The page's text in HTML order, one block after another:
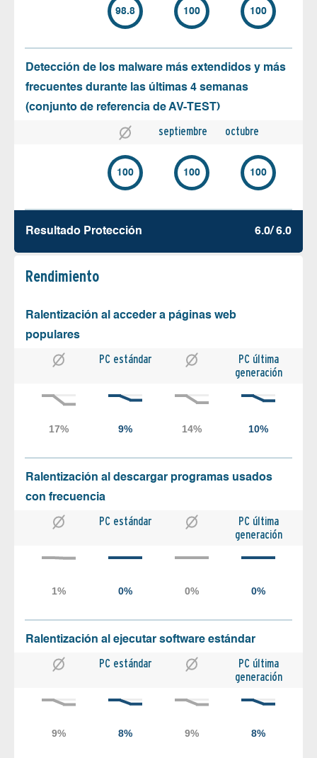
98.8 100 100
Detección de los malware más extendidos y más
frecuentes durante las últimas 4 semanas
(conjunto de referencia de AV-TEST)
septiembre octubre
100 100 100
Resultado Protección 6.0/ 6.0
Rendimiento
Ralentización al acceder a páginas web
populares
PC estándar
PC última
generación
Ralentización al descargar programas usados
con frecuencia
PC estándar
PC última
generación
Ralentización al ejecutar software estándar
PC estándar
PC última
generación